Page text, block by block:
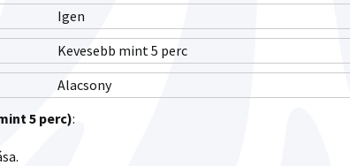
Igen
Kevesebb mint 5 perc
Alacsony
5 perc):